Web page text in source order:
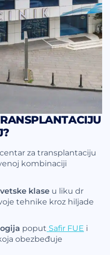
za transplantaciju
kombinaciji
klase u liku dr
tehnike kroz hiljade
poput Safir FUE i
obezbeđuje